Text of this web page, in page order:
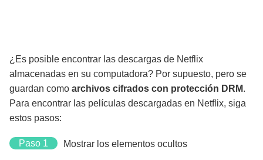
¿Es posible encontrar las descargas de Netflix
almacenadas en su computadora? Por supuesto, pero se
guardan como archivos cifrados con protección DRM.
Para encontrar las películas descargadas en Netflix, siga
estos pasos:
Paso 1 Mostrar los elementos ocultos